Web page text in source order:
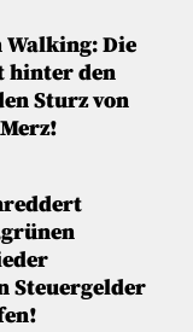
Walking: Die
hinter den
Sturz von
Steuergelder